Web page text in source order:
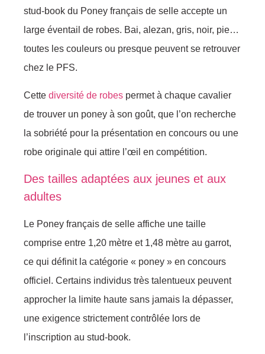
stud-book du Poney français de selle accepte un
large éventail de robes. Bai, alezan, gris, noir, pie…
toutes les couleurs ou presque peuvent se retrouver
chez le PFS.
Cette diversité de robes permet à chaque cavalier
de trouver un poney à son goût, que l’on recherche
la sobriété pour la présentation en concours ou une
robe originale qui attire l’œil en compétition.
Des tailles adaptées aux jeunes et aux
adultes
Le Poney français de selle affiche une taille
comprise entre 1,20 mètre et 1,48 mètre au garrot,
ce qui définit la catégorie « poney » en concours
officiel. Certains individus très talentueux peuvent
approcher la limite haute sans jamais la dépasser,
une exigence strictement contrôlée lors de
l’inscription au stud-book.